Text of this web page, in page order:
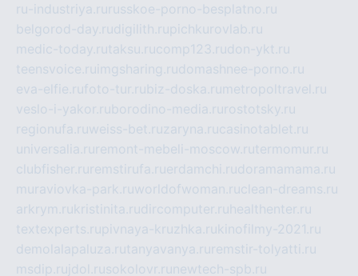
ru-industriya.ru russkoe-porno-besplatno.ru
belgorod-day.rudigilith.rupichkurovlab.ru
medic-today.rutaksu.rucomp123.rudon-ykt.ru
teensvoice.ru imgsharing.rudomashnee-porno.ru
eva-elfie.rufoto-tur.rubiz-doska.ru metropoltravel.ru
veslo-i-yakor.ruborodino-media.ru rostotsky.ru
regionufa.ruweiss-bet.ruzaryna.rucasinotablet.ru
universalia.ru remont-mebeli-moscow.rutermomur.ru
clubfisher.ru remstirufa.ruerdamchi.rudoramamama.ru
muraviovka-park.ruworldofwoman.ruclean-dreams.ru
arkrym.rukristinita.rudircomputer.ru healthenter.ru
textexperts.rupivnaya-kruzhka.rukinofilmy-2021.ru
demolalapaluza.rutanyavanya.ru remstir-tolyatti.ru
msdip.ru jdol.rusokolovr.ru newtech-spb.ru